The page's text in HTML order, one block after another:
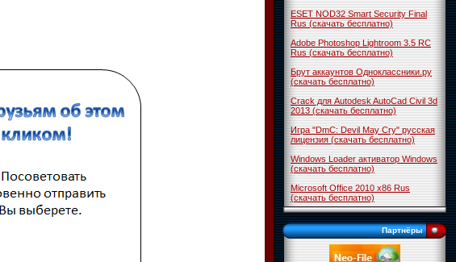
ESET NOD32 Smart Security Final
Rus (скачать бесплатно)
Adobe Photoshop Lightroom 3.5 RC
Rus (скачать бесплатно)
Брут аккаунтов Одноклассники.ру
(скачать бесплатно)
Crack для Autodesk AutoCad Civil 3d
2013 (скачать бесплатно)
Игра "DmC: Devil May Cry" русская
лицензия (скачать бесплатно)
Windows Loader активатор Windows
(скачать бесплатно)
Microsoft Office 2010 x86 Rus
(скачать бесплатно)
Партнёры